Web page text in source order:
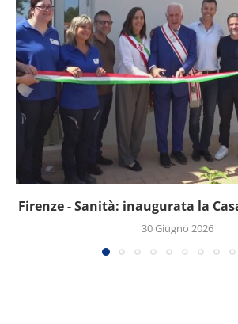
Firenze - Sanità: inaugurata la
30 Giugno 2026